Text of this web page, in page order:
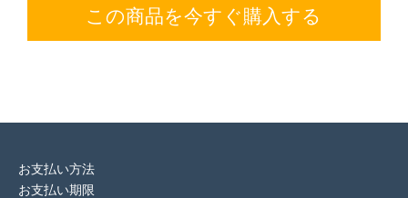
この商品を今すぐ購入する
お支払い方法
お支払い期限